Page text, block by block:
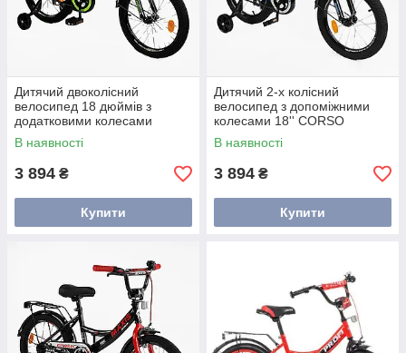
Дитячий двоколісний
велосипед 18 дюймів з
додатковими колесами
CORSO
В наявності
3 894 ₴
Купити
Дитячий 2-х колісний
велосипед з допоміжними
колесами 18'' CORSO
В наявності
3 894 ₴
Купити